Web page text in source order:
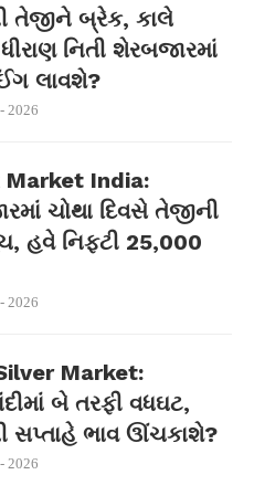
તેજીને બ્રેક, કાલે
નિતી શેરબજારમાં
લાવશે?
2026
India:
ચોથા દિવસે તેજીની
હવે નિફ્ટી 25,000
2026
Market:
બે તરફી વધઘટ,
સપ્તાહે ભાવ ઊંચકાશે?
2026